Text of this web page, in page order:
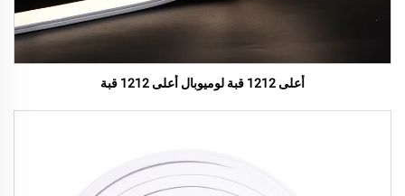
أعلى 1212 قبة لوميوبال أعلى 1212 قبة